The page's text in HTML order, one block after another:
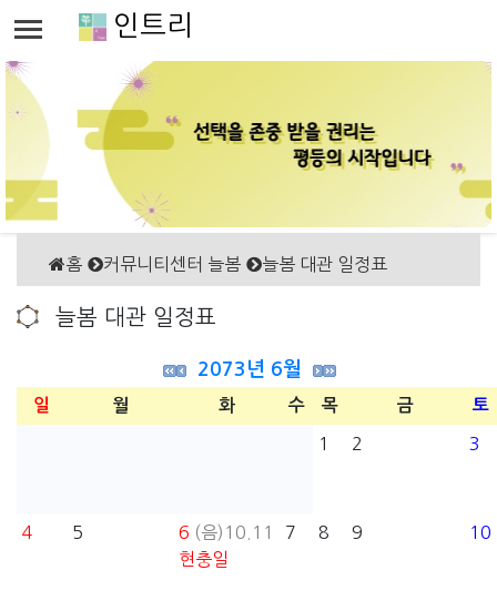
인트리
홈 커뮤니티센터 늘봄 늘봄 대관 일정표
늘봄 대관 일정표
2073년 6월
일 월 화 수 목 금 토
1 2 3
4 5 6 (음)10.11
현충일
7 8 9 10